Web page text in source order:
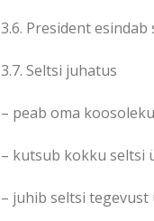
3.6. President
3.7. Seltsi juhatus
– peab oma
– kutsub kokku seltsi
– juhib seltsi tegevust